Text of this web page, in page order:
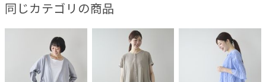
同じカテゴリの商品